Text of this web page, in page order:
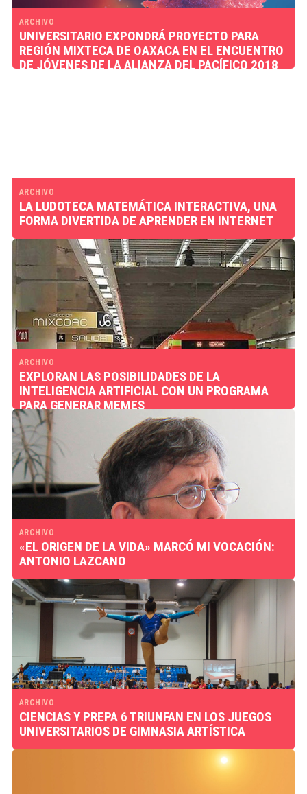
ARCHIVO
UNIVERSITARIO EXPONDRÁ PROYECTO PARA
REGIÓN MIXTECA DE OAXACA EN EL ENCUENTRO
DE JÓVENES DE LA ALIANZA DEL PACÍFICO 2018
ARCHIVO
LA LUDOTECA MATEMÁTICA INTERACTIVA, UNA
FORMA DIVERTIDA DE APRENDER EN INTERNET
ARCHIVO
EXPLORAN LAS POSIBILIDADES DE LA
INTELIGENCIA ARTIFICIAL CON UN PROGRAMA
PARA GENERAR MEMES
ARCHIVO
«EL ORIGEN DE LA VIDA» MARCÓ MI VOCACIÓN:
ANTONIO LAZCANO
ARCHIVO
CIENCIAS Y PREPA 6 TRIUNFAN EN LOS JUEGOS
UNIVERSITARIOS DE GIMNASIA ARTÍSTICA